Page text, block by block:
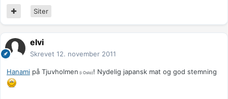
Siter
elvi
Skrevet 12. november 2011
Hanami på Tjuvholmen (i Oslo) ! Nydelig japansk mat og god stemning